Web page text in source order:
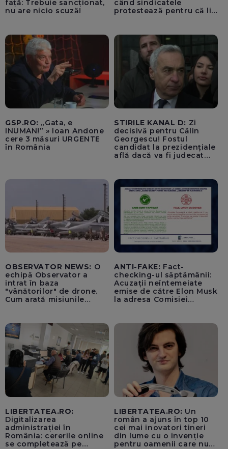
față: Trebuie sancționat,
nu are nicio scuză!
când sindicatele
protestează pentru că li
copiii din curtea școlii
care fac bullying
GSP.RO: „Gata, e
INUMAN!” » Ioan Andone
cere 3 măsuri URGENTE
în România
STIRILE KANAL D: Zi
decisivă pentru Călin
Georgescu! Fostul
candidat la prezidențiale
află dacă va fi judecat
OBSERVATOR NEWS: O
echipă Observator a
intrat în baza
"vânătorilor" de drone.
Cum arată misiunile
ANTI-FAKE: Fact-
checking-ul săptămânii:
Acuzații neîntemeiate
emise de către Elon Musk
la adresa Comisiei
pentru instaurarea
„cenzurii” pe platforma X
LIBERTATEA.RO:
Digitalizarea
administrației în
România: cererile online
se completează pe
LIBERTATEA.RO: Un
român a ajuns în top 10
cei mai inovatori tineri
din lume cu o invenție
pentru oamenii care nu